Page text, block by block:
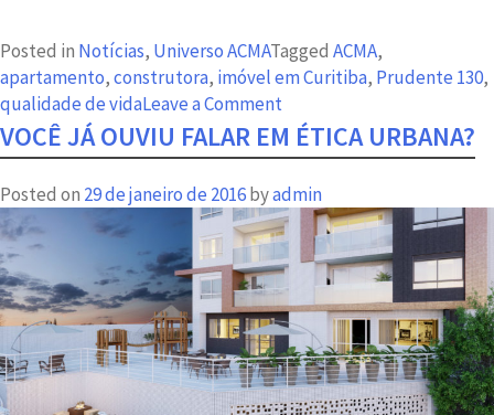
Posted in Notícias, Universo ACMATagged ACMA,
apartamento,construtora, imóvel em Curitiba, Prudente 130,
qualidade de vidaLeave a Comment
Saúde
perto
de
casa:
Prudente
130
é
qualidade
de
vida
VOCÊ JÁ OUVIU FALAR EM ÉTICA URBANA?
Posted on 29 de janeiro de 2016byadmin